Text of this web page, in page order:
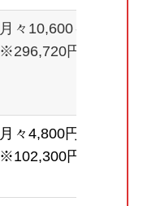
月々10,600～
※296,720円
月々4,800円～
※102,300円